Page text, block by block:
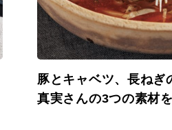
豚とキャベツ、長ねぎ
真実さんの3つの素材